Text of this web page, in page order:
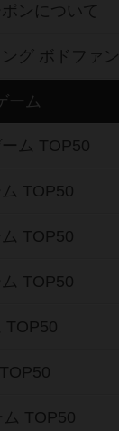
ンについて
グ ボドファン
ーム
ム TOP50
TOP50
TOP50
TOP50
TOP50
TOP50